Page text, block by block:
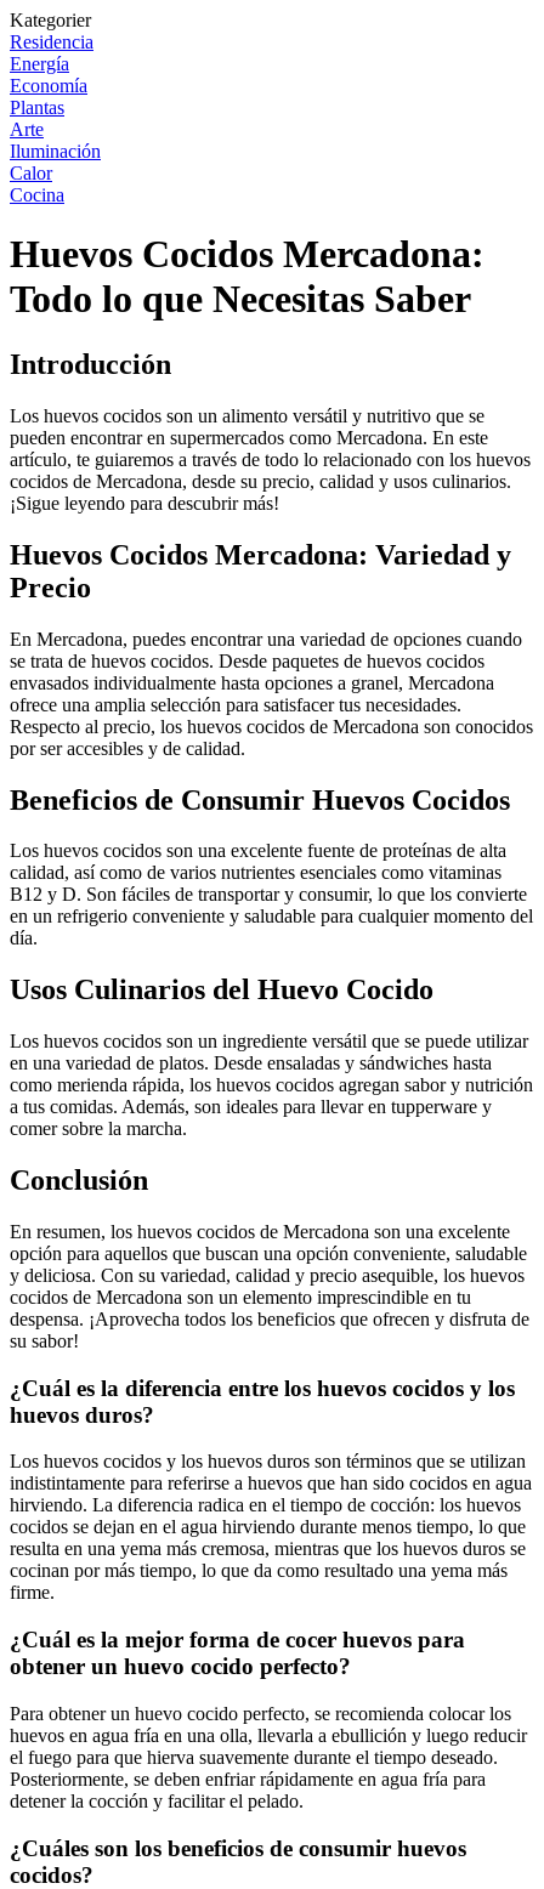
Kategorier
Residencia
Energía
Economía
Plantas
Arte
Iluminación
Calor
Cocina
Huevos Cocidos Mercadona:
Todo lo que Necesitas Saber
Introducción
Los huevos cocidos son un alimento versátil y nutritivo que se
pueden encontrar en supermercados como Mercadona. En este
artículo, te guiaremos a través de todo lo relacionado con los huevos
cocidos de Mercadona, desde su precio, calidad y usos culinarios.
¡Sigue leyendo para descubrir más!
Huevos Cocidos Mercadona: Variedad y
Precio
En Mercadona, puedes encontrar una variedad de opciones cuando
se trata de huevos cocidos. Desde paquetes de huevos cocidos
envasados individualmente hasta opciones a granel, Mercadona
ofrece una amplia selección para satisfacer tus necesidades.
Respecto al precio, los huevos cocidos de Mercadona son conocidos
por ser accesibles y de calidad.
Beneficios de Consumir Huevos Cocidos
Los huevos cocidos son una excelente fuente de proteínas de alta
calidad, así como de varios nutrientes esenciales como vitaminas
B12 y D. Son fáciles de transportar y consumir, lo que los convierte
en un refrigerio conveniente y saludable para cualquier momento del
día.
Usos Culinarios del Huevo Cocido
Los huevos cocidos son un ingrediente versátil que se puede utilizar
en una variedad de platos. Desde ensaladas y sándwiches hasta
como merienda rápida, los huevos cocidos agregan sabor y nutrición
a tus comidas. Además, son ideales para llevar en tupperware y
comer sobre la marcha.
Conclusión
En resumen, los huevos cocidos de Mercadona son una excelente
opción para aquellos que buscan una opción conveniente, saludable
y deliciosa. Con su variedad, calidad y precio asequible, los huevos
cocidos de Mercadona son un elemento imprescindible en tu
despensa. ¡Aprovecha todos los beneficios que ofrecen y disfruta de
su sabor!
¿Cuál es la diferencia entre los huevos cocidos y los
huevos duros?
Los huevos cocidos y los huevos duros son términos que se utilizan
indistintamente para referirse a huevos que han sido cocidos en agua
hirviendo. La diferencia radica en el tiempo de cocción: los huevos
cocidos se dejan en el agua hirviendo durante menos tiempo, lo que
resulta en una yema más cremosa, mientras que los huevos duros se
cocinan por más tiempo, lo que da como resultado una yema más
firme.
¿Cuál es la mejor forma de cocer huevos para
obtener un huevo cocido perfecto?
Para obtener un huevo cocido perfecto, se recomienda colocar los
huevos en agua fría en una olla, llevarla a ebullición y luego reducir
el fuego para que hierva suavemente durante el tiempo deseado.
Posteriormente, se deben enfriar rápidamente en agua fría para
detener la cocción y facilitar el pelado.
¿Cuáles son los beneficios de consumir huevos
cocidos?